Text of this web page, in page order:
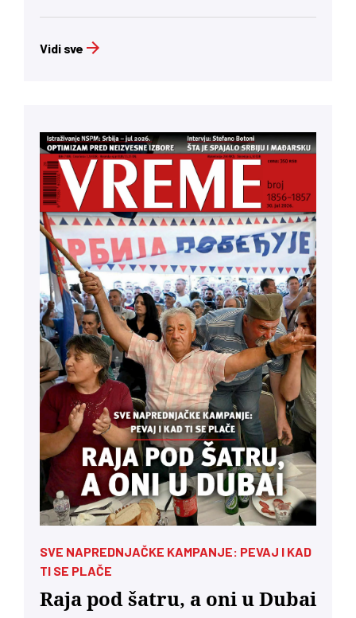
Vidi sve
SVE NAPREDNJAČKE KAMPANJE: PEVAJ I KAD
TI SE PLAČE
Raja pod šatru, a oni u Dubai